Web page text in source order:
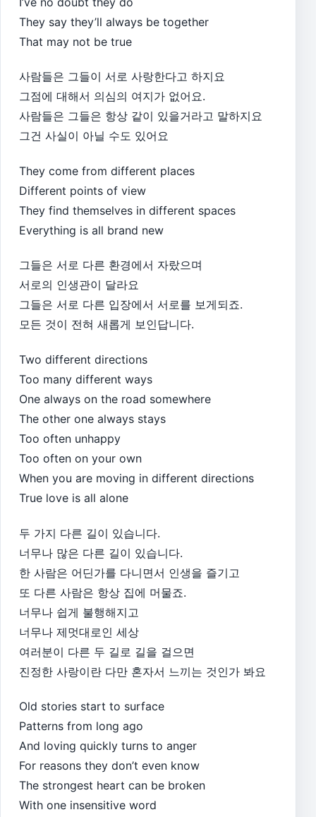
They say they’ll always be together
That may not be true
사람들은 그들이 서로 사랑한다고 하지요
그점에 대해서 의심의 여지가 없어요.
사람들은 그들은 항상 같이 있을거라고 말하지요
그건 사실이 아닐 수도 있어요
They come from different places
Different points of view
They find themselves in different spaces
Everything is all brand new
그들은 서로 다른 환경에서 자랐으며
서로의 인생관이 달라요
그들은 서로 다른 입장에서 서로를 보게되죠.
모든 것이 전혀 새롭게 보인답니다.
Two different directions
Too many different ways
One always on the road somewhere
The other one always stays
Too often unhappy
Too often on your own
When you are moving in different directions
True love is all alone
두 가지 다른 길이 있습니다.
너무나 많은 다른 길이 있습니다.
한 사람은 어딘가를 다니면서 인생을 즐기고
또 다른 사람은 항상 집에 머물죠.
너무나 쉽게 불행해지고
너무나 제멋대로인 세상
여러분이 다른 두 길로 길을 걸으면
진정한 사랑이란 다만 혼자서 느끼는 것인가 봐요
Old stories start to surface
Patterns from long ago
And loving quickly turns to anger
For reasons they don’t even know
The strongest heart can be broken
With one insensitive word